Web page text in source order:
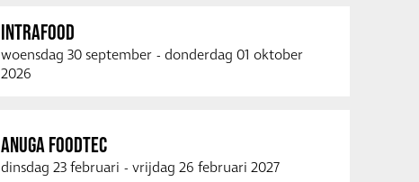
INTRAFOOD
woensdag 30 september - donderdag 01 oktober
2026
ANUGA FOODTEC
dinsdag 23 februari - vrijdag 26 februari 2027